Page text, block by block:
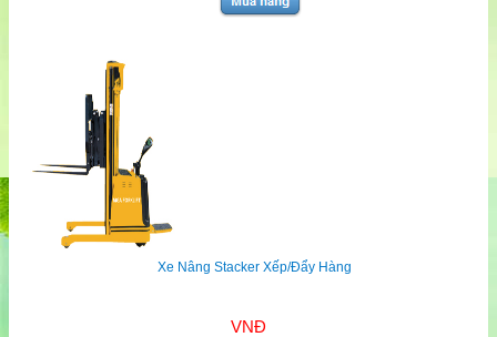
Xe Nâng Stacker Xếp/Đẩy Hàng
VNĐ